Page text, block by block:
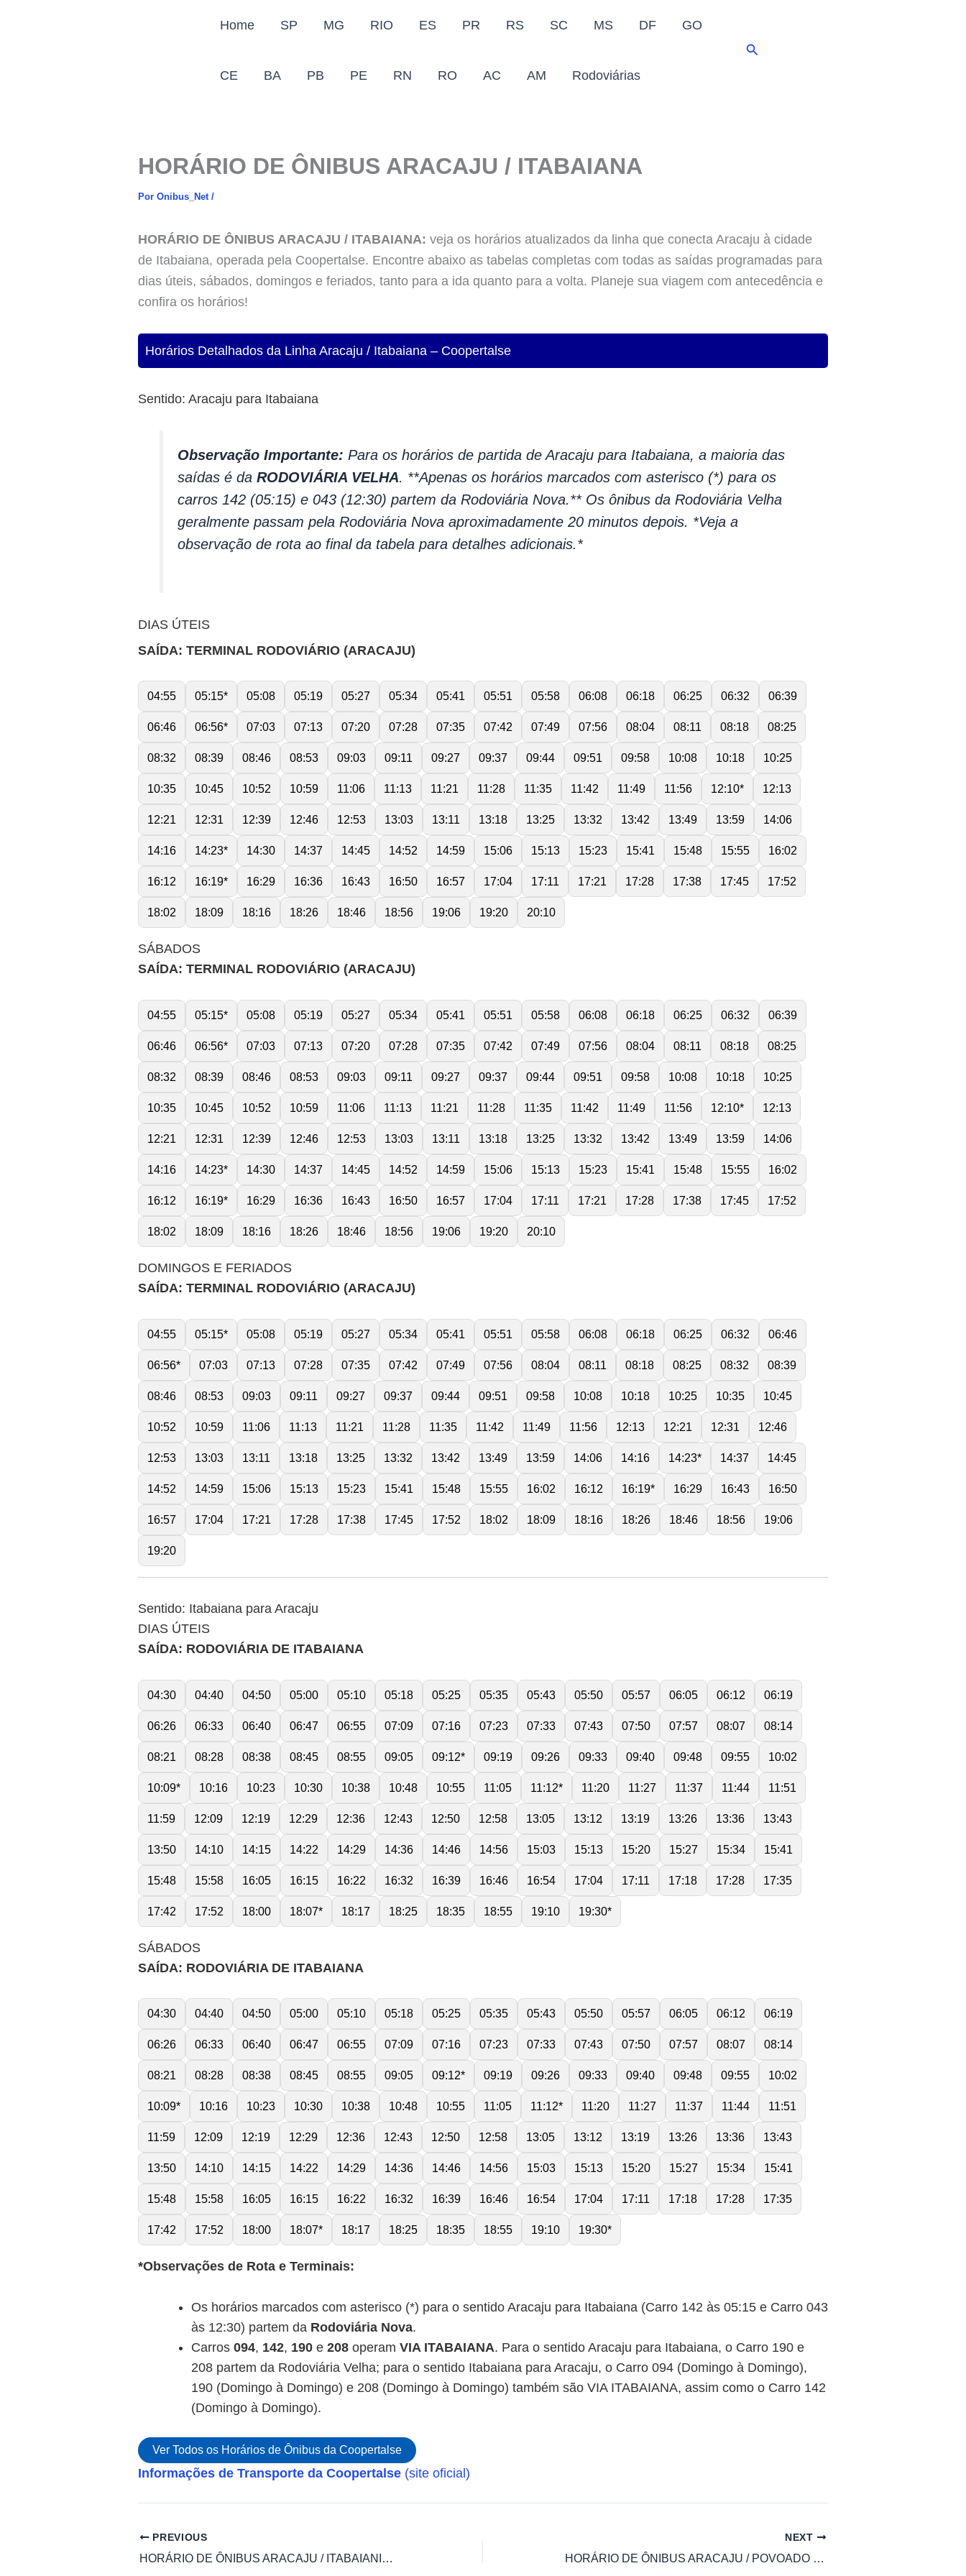
Home SP MG RIO ES PR RS SC MS DF GO
CE BA PB PE RN RO AC AM Rodoviárias
Pesquisar
HORÁRIO DE ÔNIBUS ARACAJU / ITABAIANA
Por Onibus_Net /
HORÁRIO DE ÔNIBUS ARACAJU / ITABAIANA: veja os horários atualizados da linha que conecta Aracaju à cidade
de Itabaiana, operada pela Coopertalse. Encontre abaixo as tabelas completas com todas as saídas programadas para
dias úteis, sábados, domingos e feriados, tanto para a ida quanto para a volta. Planeje sua viagem com antecedência e
confira os horários!
Horários Detalhados da Linha Aracaju / Itabaiana – Coopertalse
Sentido: Aracaju para Itabaiana
Observação Importante: Para os horários de partida de Aracaju para Itabaiana, a maioria das
saídas é da RODOVIÁRIA VELHA. **Apenas os horários marcados com asterisco (*) para os
carros 142 (05:15) e 043 (12:30) partem da Rodoviária Nova.** Os ônibus da Rodoviária Velha
geralmente passam pela Rodoviária Nova aproximadamente 20 minutos depois. *Veja a
observação de rota ao final da tabela para detalhes adicionais.*
DIAS ÚTEIS
SAÍDA: TERMINAL RODOVIÁRIO (ARACAJU)
04:55 05:15* 05:08 05:19 05:27 05:34 05:41 05:51 05:58 06:08 06:18 06:25 06:32 06:39
06:46 06:56* 07:03 07:13 07:20 07:28 07:35 07:42 07:49 07:56 08:04 08:11 08:18 08:25
08:32 08:39 08:46 08:53 09:03 09:11 09:27 09:37 09:44 09:51 09:58 10:08 10:18 10:25
10:35 10:45 10:52 10:59 11:06 11:13 11:21 11:28 11:35 11:42 11:49 11:56 12:10* 12:13
12:21 12:31 12:39 12:46 12:53 13:03 13:11 13:18 13:25 13:32 13:42 13:49 13:59 14:06
14:16 14:23* 14:30 14:37 14:45 14:52 14:59 15:06 15:13 15:23 15:41 15:48 15:55 16:02
16:12 16:19* 16:29 16:36 16:43 16:50 16:57 17:04 17:11 17:21 17:28 17:38 17:45 17:52
18:02 18:09 18:16 18:26 18:46 18:56 19:06 19:20 20:10
SÁBADOS
SAÍDA: TERMINAL RODOVIÁRIO (ARACAJU)
04:55 05:15* 05:08 05:19 05:27 05:34 05:41 05:51 05:58 06:08 06:18 06:25 06:32 06:39
06:46 06:56* 07:03 07:13 07:20 07:28 07:35 07:42 07:49 07:56 08:04 08:11 08:18 08:25
08:32 08:39 08:46 08:53 09:03 09:11 09:27 09:37 09:44 09:51 09:58 10:08 10:18 10:25
10:35 10:45 10:52 10:59 11:06 11:13 11:21 11:28 11:35 11:42 11:49 11:56 12:10* 12:13
12:21 12:31 12:39 12:46 12:53 13:03 13:11 13:18 13:25 13:32 13:42 13:49 13:59 14:06
14:16 14:23* 14:30 14:37 14:45 14:52 14:59 15:06 15:13 15:23 15:41 15:48 15:55 16:02
16:12 16:19* 16:29 16:36 16:43 16:50 16:57 17:04 17:11 17:21 17:28 17:38 17:45 17:52
18:02 18:09 18:16 18:26 18:46 18:56 19:06 19:20 20:10
DOMINGOS E FERIADOS
SAÍDA: TERMINAL RODOVIÁRIO (ARACAJU)
04:55 05:15* 05:08 05:19 05:27 05:34 05:41 05:51 05:58 06:08 06:18 06:25 06:32 06:46
06:56* 07:03 07:13 07:28 07:35 07:42 07:49 07:56 08:04 08:11 08:18 08:25 08:32 08:39
08:46 08:53 09:03 09:11 09:27 09:37 09:44 09:51 09:58 10:08 10:18 10:25 10:35 10:45
10:52 10:59 11:06 11:13 11:21 11:28 11:35 11:42 11:49 11:56 12:13 12:21 12:31 12:46
12:53 13:03 13:11 13:18 13:25 13:32 13:42 13:49 13:59 14:06 14:16 14:23* 14:37 14:45
14:52 14:59 15:06 15:13 15:23 15:41 15:48 15:55 16:02 16:12 16:19* 16:29 16:43 16:50
16:57 17:04 17:21 17:28 17:38 17:45 17:52 18:02 18:09 18:16 18:26 18:46 18:56 19:06
19:20
Sentido: Itabaiana para Aracaju
DIAS ÚTEIS
SAÍDA: RODOVIÁRIA DE ITABAIANA
04:30 04:40 04:50 05:00 05:10 05:18 05:25 05:35 05:43 05:50 05:57 06:05 06:12 06:19
06:26 06:33 06:40 06:47 06:55 07:09 07:16 07:23 07:33 07:43 07:50 07:57 08:07 08:14
08:21 08:28 08:38 08:45 08:55 09:05 09:12* 09:19 09:26 09:33 09:40 09:48 09:55 10:02
10:09* 10:16 10:23 10:30 10:38 10:48 10:55 11:05 11:12* 11:20 11:27 11:37 11:44 11:51
11:59 12:09 12:19 12:29 12:36 12:43 12:50 12:58 13:05 13:12 13:19 13:26 13:36 13:43
13:50 14:10 14:15 14:22 14:29 14:36 14:46 14:56 15:03 15:13 15:20 15:27 15:34 15:41
15:48 15:58 16:05 16:15 16:22 16:32 16:39 16:46 16:54 17:04 17:11 17:18 17:28 17:35
17:42 17:52 18:00 18:07* 18:17 18:25 18:35 18:55 19:10 19:30*
SÁBADOS
SAÍDA: RODOVIÁRIA DE ITABAIANA
04:30 04:40 04:50 05:00 05:10 05:18 05:25 05:35 05:43 05:50 05:57 06:05 06:12 06:19
06:26 06:33 06:40 06:47 06:55 07:09 07:16 07:23 07:33 07:43 07:50 07:57 08:07 08:14
08:21 08:28 08:38 08:45 08:55 09:05 09:12* 09:19 09:26 09:33 09:40 09:48 09:55 10:02
10:09* 10:16 10:23 10:30 10:38 10:48 10:55 11:05 11:12* 11:20 11:27 11:37 11:44 11:51
11:59 12:09 12:19 12:29 12:36 12:43 12:50 12:58 13:05 13:12 13:19 13:26 13:36 13:43
13:50 14:10 14:15 14:22 14:29 14:36 14:46 14:56 15:03 15:13 15:20 15:27 15:34 15:41
15:48 15:58 16:05 16:15 16:22 16:32 16:39 16:46 16:54 17:04 17:11 17:18 17:28 17:35
17:42 17:52 18:00 18:07* 18:17 18:25 18:35 18:55 19:10 19:30*
*Observações de Rota e Terminais:
Os horários marcados com asterisco (*) para o sentido Aracaju para Itabaiana (Carro 142 às 05:15 e Carro 043
às 12:30) partem da Rodoviária Nova.
Carros 094, 142, 190 e 208 operam VIA ITABAIANA. Para o sentido Aracaju para Itabaiana, o Carro 190 e
208 partem da Rodoviária Velha; para o sentido Itabaiana para Aracaju, o Carro 094 (Domingo à Domingo),
190 (Domingo à Domingo) e 208 (Domingo à Domingo) também são VIA ITABAIANA, assim como o Carro 142
(Domingo à Domingo).
Ver Todos os Horários de Ônibus da Coopertalse
Informações de Transporte da Coopertalse (site oficial)
PREVIOUS
HORÁRIO DE ÔNIBUS ARACAJU / ITABAIANINHA
NEXT
HORÁRIO DE ÔNIBUS ARACAJU / POVOADO IPANEMA